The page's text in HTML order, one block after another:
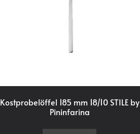
Kostprobelöffel 185 mm 18/10 STILE by
Pininfarina